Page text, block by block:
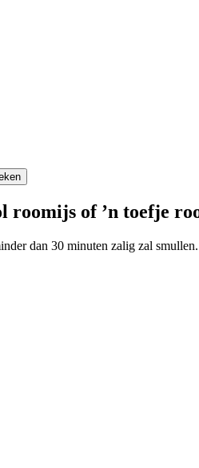
roomijs of ’n toefje
dan 30 minuten zalig zal